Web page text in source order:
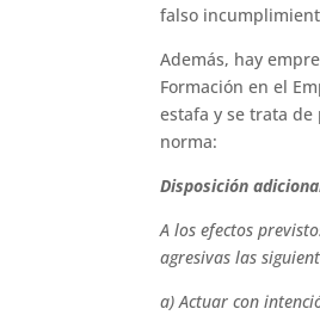
falso
Además, hay
Formación en el
estafa y se trata
norma:
Disposición
A los efectos
agresivas las
a) Actuar con